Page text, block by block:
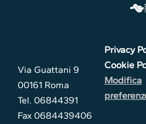
Via Guattani 9
00161 Roma
Tel. 06844391
Fax 0684439406
Privacy
Cookie
Modifica